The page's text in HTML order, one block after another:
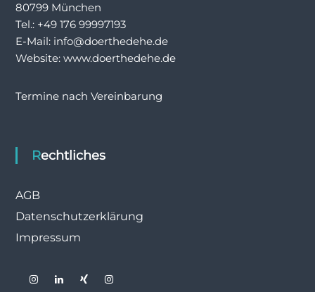
80799 München
Tel.: +49 176 99997193
E-Mail: info@doerthedehe.de
Website: www.doerthedehe.de
Termine nach Vereinbarung
Rechtliches
AGB
Datenschutzerklärung
Impressum